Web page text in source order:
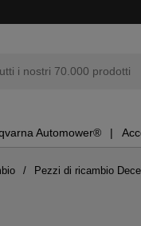
Automower®
Pezzi di ricambio